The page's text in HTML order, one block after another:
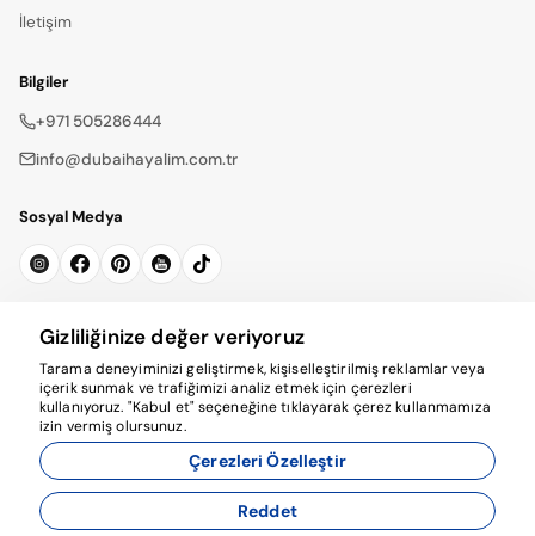
İletişim
Bilgiler
+971 505286444
info@dubaihayalim.com.tr
Sosyal Medya
Abone Ol
Gizliliğinize değer veriyoruz
Tarama deneyiminizi geliştirmek, kişiselleştirilmiş reklamlar veya
içerik sunmak ve trafiğimizi analiz etmek için çerezleri
kullanıyoruz. "Kabul et" seçeneğine tıklayarak çerez kullanmamıza
izin vermiş olursunuz.
Çerezleri Özelleştir
Reddet